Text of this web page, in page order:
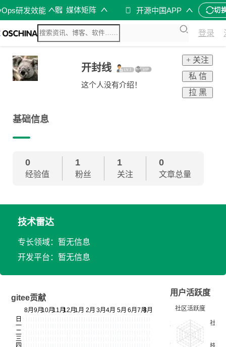
研发效能 媒体矩阵 开源中国APP 切
登录
开封线
这个人没有介绍！
+ 关注
私 信
拉 黑
基础信息
0
经验值
1
粉丝
1
关注
0
文章总量
技术雷达
专长领域：暂无信息
开发平台：暂无信息
gitee贡献
用户活跃度